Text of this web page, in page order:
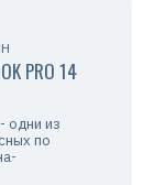
PRO 14
одни из
по